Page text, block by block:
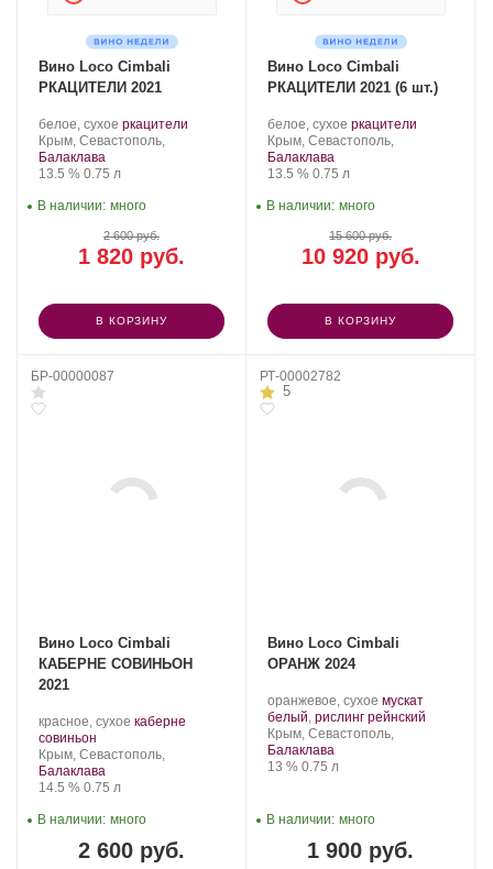
Вино Loco Cimbali
РКАЦИТЕЛИ 2021
Производитель:
Loco
Cimbali
Winery.
белое, сухое .
Сорт
ркацители
Регион:
Крым, Севастополь,
Балаклава
Крепость
13.5 %. Объем
0.75 л
1 820 руб.
2 600 руб.
В наличии: много
В КОРЗИНУ
Вино Loco Cimbali
РКАЦИТЕЛИ 2021 (6 шт.)
Производитель:
Loco
Cimbali
Winery.
белое, сухое .
Сорт
ркацители
Регион:
Крым, Севастополь,
Балаклава
Крепость
13.5 %. Объем
0.75 л
10 920 руб.
15 600 руб.
В наличии: много
В КОРЗИНУ
БР-00000087
Вино Loco Cimbali
КАБЕРНЕ СОВИНЬОН
2021
Производитель:
Loco
Cimbali
Winery.
красное, сухое .
винограда:
каберне
совиньон
Регион:
Крым, Севастополь,
Балаклава
Крепость
14.5 %. Объем
0.75 л
2 600 руб.
В наличии: много
РТ-00002782
5
Вино Loco Cimbali
ОРАНЖ 2024
Производитель:
Loco
Cimbali
Winery.
оранжевое, сухое .
Сорт
винограда:
мускат
белый, рислинг рейнский
Регион:
Крым, Севастополь,
Балаклава
Крепость
13 %. Объем
0.75 л
1 900 руб.
В наличии: много